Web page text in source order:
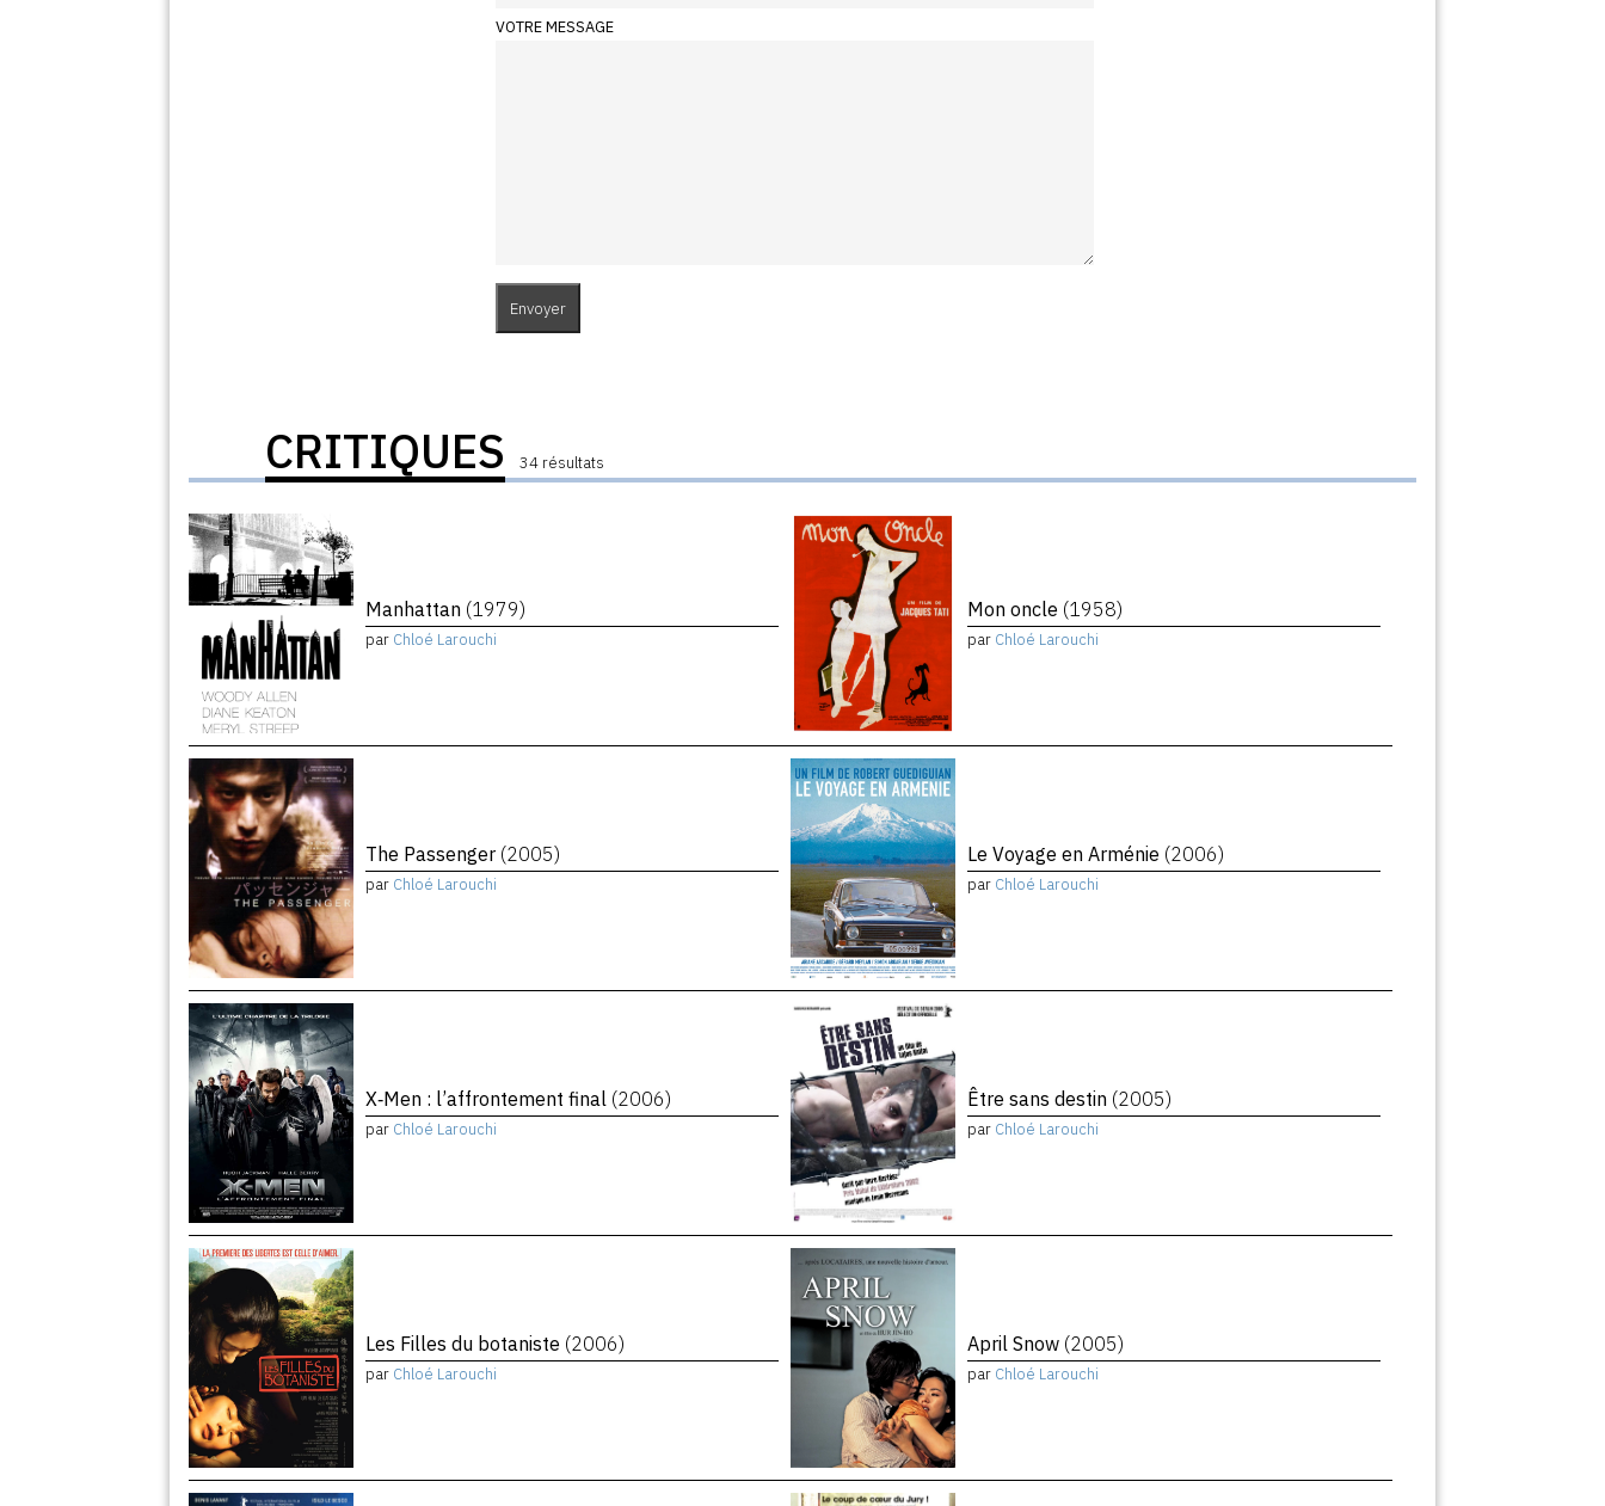
VOTRE MESSAGE
CRITIQUES 34 résultats
Manhattan (1979)
par Chloé Larouchi
Mon oncle (1958)
par Chloé Larouchi
The Passenger (2005)
par Chloé Larouchi
Le Voyage en Arménie (2006)
par Chloé Larouchi
X‑Men : l’affrontement final (2006)
par Chloé Larouchi
Être sans destin (2005)
par Chloé Larouchi
Les Filles du botaniste (2006)
par Chloé Larouchi
April Snow (2005)
par Chloé Larouchi